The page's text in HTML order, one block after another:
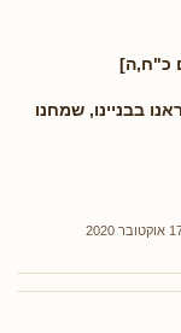
כ"ח,ה]
בבניינו, שמחנו